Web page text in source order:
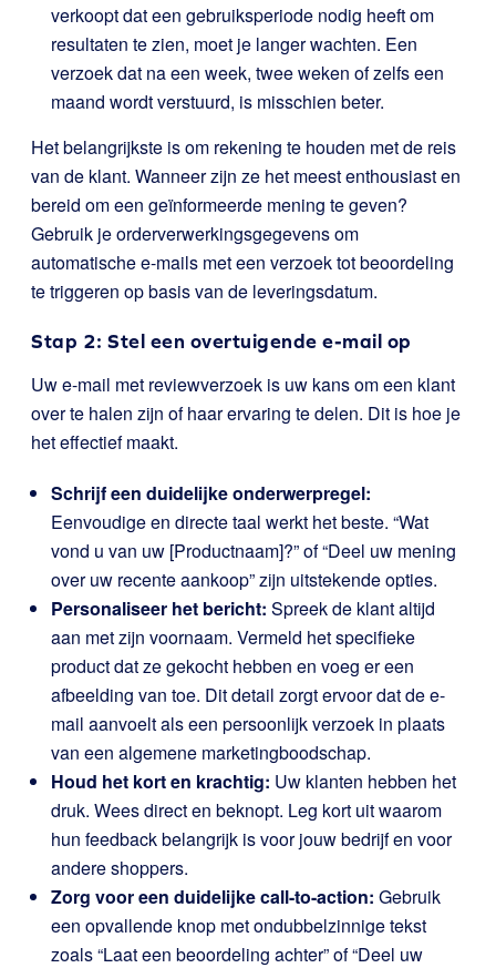
verkoopt dat een gebruiksperiode nodig heeft om
resultaten te zien, moet je langer wachten. Een
verzoek dat na een week, twee weken of zelfs een
maand wordt verstuurd, is misschien beter.
Het belangrijkste is om rekening te houden met de reis
van de klant. Wanneer zijn ze het meest enthousiast en
bereid om een geïnformeerde mening te geven?
Gebruik je orderverwerkingsgegevens om
automatische e-mails met een verzoek tot beoordeling
te triggeren op basis van de leveringsdatum.
Stap 2: Stel een overtuigende e-mail op
Uw e-mail met reviewverzoek is uw kans om een klant
over te halen zijn of haar ervaring te delen. Dit is hoe je
het effectief maakt.
Schrijf een duidelijke onderwerpregel:
Eenvoudige en directe taal werkt het beste. “Wat
vond u van uw [Productnaam]?” of “Deel uw mening
over uw recente aankoop” zijn uitstekende opties.
Personaliseer het bericht: Spreek de klant altijd
aan met zijn voornaam. Vermeld het specifieke
product dat ze gekocht hebben en voeg er een
afbeelding van toe. Dit detail zorgt ervoor dat de e-
mail aanvoelt als een persoonlijk verzoek in plaats
van een algemene marketingboodschap.
Houd het kort en krachtig: Uw klanten hebben het
druk. Wees direct en beknopt. Leg kort uit waarom
hun feedback belangrijk is voor jouw bedrijf en voor
andere shoppers.
Zorg voor een duidelijke call-to-action: Gebruik
een opvallende knop met ondubbelzinnige tekst
zoals “Laat een beoordeling achter” of “Deel uw